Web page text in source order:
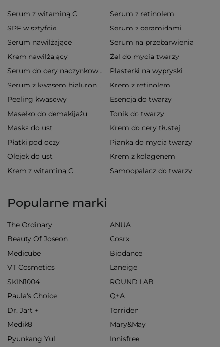
Serum z witaminą C
Serum z retinolem
SPF w sztyfcie
Serum z ceramidami
Serum nawilżające
Serum na przebarwienia
Krem nawilżający
Żel do mycia twarzy
Serum do cery naczynkowej Plasterki na wypryski
Serum z kwasem hialuronowym
Krem z retinolem
Peeling kwasowy
Esencja do twarzy
Masełko do demakijażu
Tonik do twarzy
Maska do ust
Krem do cery tłustej
Płatki pod oczy
Pianka do mycia twarzy
Olejek do ust
Krem z kolagenem
Krem z witaminą C
Samoopalacz do twarzy
Popularne marki
The Ordinary
ANUA
Beauty Of Joseon
Cosrx
Medicube
Biodance
VT Cosmetics
Laneige
SKIN1004
ROUND LAB
Paula's Choice
Q+A
Dr. Jart +
Torriden
Medik8
Mary&May
Pyunkang Yul
Innisfree